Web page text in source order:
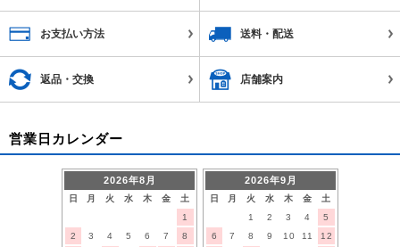
お支払い方法 送料・配送
返品・交換 店舗案内
営業日カレンダー
2026年8月
日 月 火 水 木 金
土
1
2
3 4 5 6 7
8
2026年9月
日 月 火 水 木 金
土
1
2 3 4
5
6
7 8 9 10 11
12